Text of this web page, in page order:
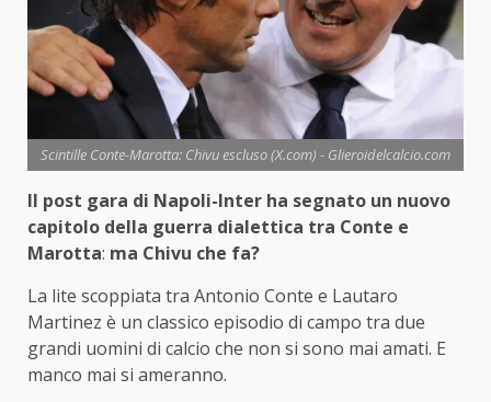
Scintille Conte-Marotta: Chivu escluso (X.com) - Glieroidelcalcio.com
Il post gara di Napoli-Inter ha segnato un nuovo
capitolo della guerra dialettica tra Conte e
Marotta: ma Chivu che fa?
La lite scoppiata tra Antonio Conte e Lautaro
Martinez è un classico episodio di campo tra due
grandi uomini di calcio che non si sono mai amati. E
manco mai si ameranno.